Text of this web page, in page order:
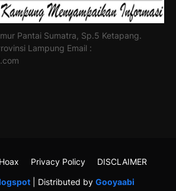
Pantai Sumatra, Sp.5 Ketapang.
Lampung Email :
| Distributed by Gooyaabi
Privacy Policy DISCLAIMER